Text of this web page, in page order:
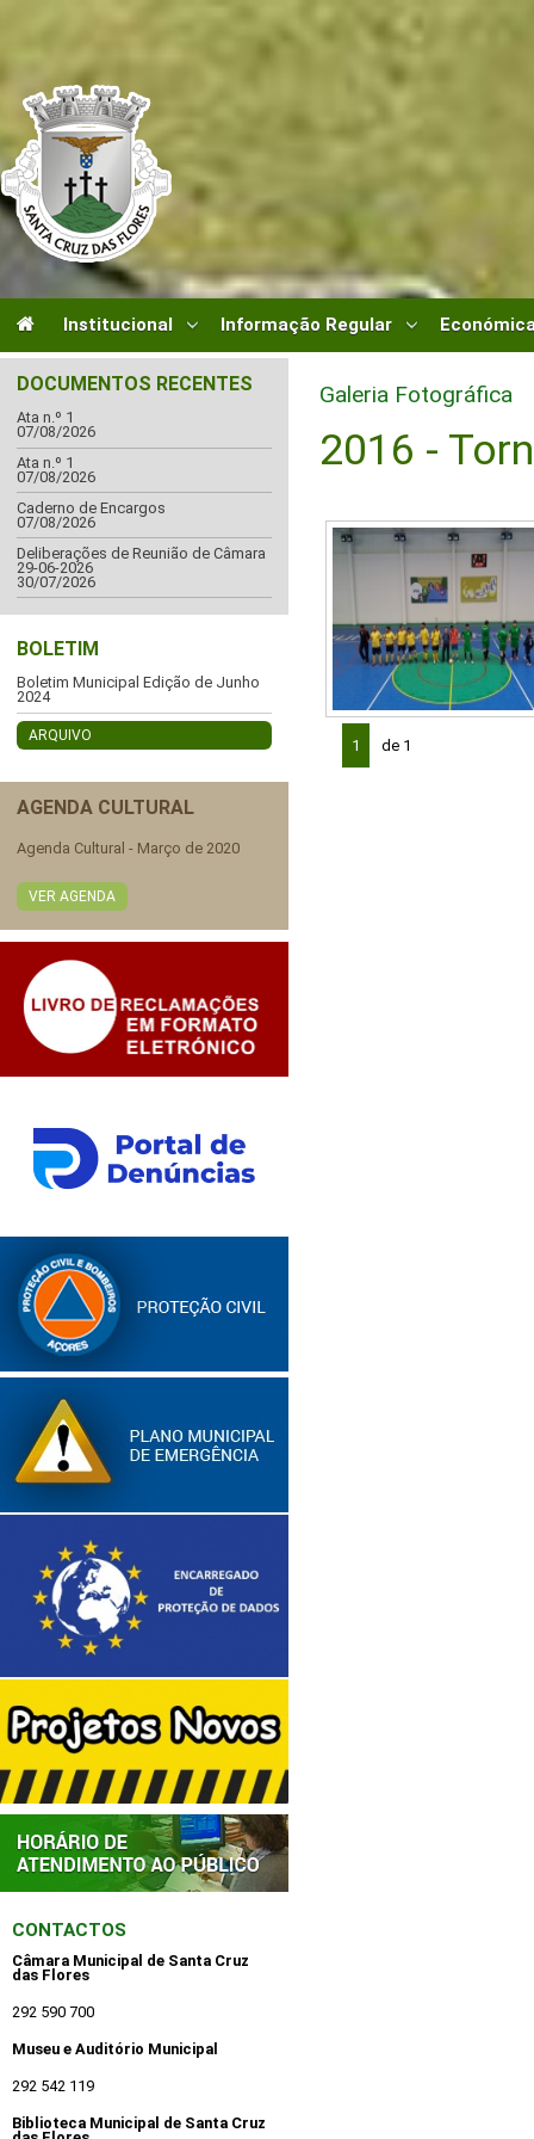
Institucional Informação Regular
DOCUMENTOS RECENTES
Ata n.º 1
07/08/2026
Ata n.º 1
07/08/2026
Caderno de Encargos
07/08/2026
Deliberações de Reunião de Câmara
29-06-2026
30/07/2026
BOLETIM
Boletim Municipal Edição de Junho
2024
ARQUIVO
AGENDA CULTURAL
Agenda Cultural - Março de 2020
VER AGENDA
CONTACTOS
Câmara Municipal de Santa Cruz
das Flores
292 590 700
Museu e Auditório Municipal
292 542 119
Biblioteca Municipal de Santa Cruz
Galeria Fotográfica
2016 -
1 de 1